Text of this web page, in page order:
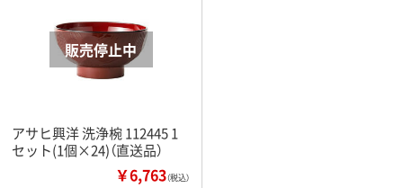
アサヒ興洋 洗浄椀 112445 1
セット(1個×24)（直送品）
￥6,763（税込）